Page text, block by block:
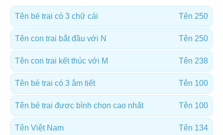
Tên bé trai có 3 chữ cái Tên 250
Tên con trai bắt đầu với N Tên 250
Tên con trai kết thúc với M Tên 238
Tên bé trai có 3 âm tiết Tên 100
Tên bé trai được bình chọn cao nhất Tên 100
Tên Việt Nam Tên 134